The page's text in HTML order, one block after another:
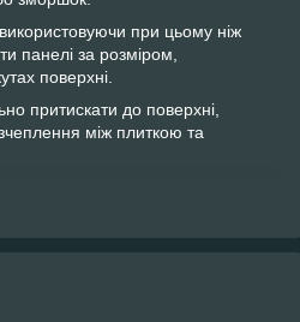
при цьому ніж
панелі за розміром,
поверхні.
притискати до поверхні,
між плиткою та